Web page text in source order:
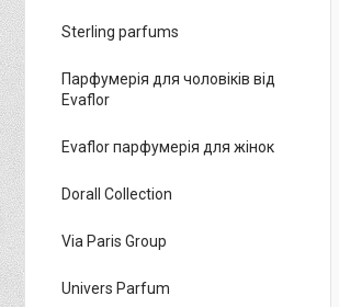
Sterling parfums
Парфумерія для чоловіків від
Evaflor
Evaflor парфумерія для жінок
Dorall Collection
Via Paris Group
Univers Parfum